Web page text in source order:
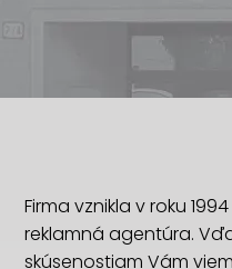
Firma vznikla v roku
reklamná agentúra.
skúsenostiam Vám